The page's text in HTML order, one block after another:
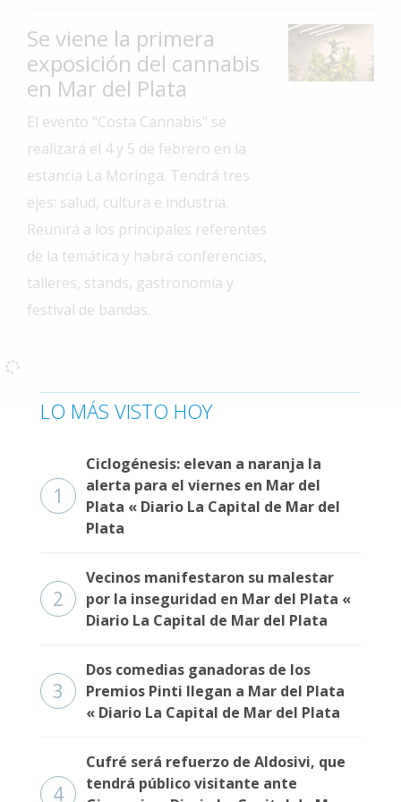
General
La
Ciudad
Deportes
y
Espectáculos
Policiales
Fotos
Fúnebres
Se viene la primera
exposición del cannabis
en Mar del Plata
El evento "Costa Cannabis" se
realizará el 4 y 5 de febrero en la
estancia La Moringa. Tendrá tres
ejes: salud, cultura e industria.
Reunirá a los principales referentes
de la temática y habrá conferencias,
talleres, stands, gastronomía y
festival de bandas.
LO MÁS VISTO HOY
1
Ciclogénesis: elevan a naranja la
alerta para el viernes en Mar del
Plata « Diario La Capital de Mar del
Plata
2
Vecinos manifestaron su malestar
por la inseguridad en Mar del Plata «
Diario La Capital de Mar del Plata
3
Dos comedias ganadoras de los
Premios Pinti llegan a Mar del Plata
« Diario La Capital de Mar del Plata
4
Cufré será refuerzo de Aldosivi, que
tendrá público visitante ante